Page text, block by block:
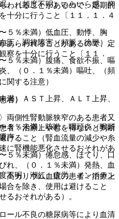
れることがあるので、定期的
十分に行うこと〔１１．１．４
らわれることがあるので、定
察を十分に行うこと〔１１．
関する注意）
者）
両側性腎動脈狭窄のある患者又
者：治療上やむを得ないと判断
けること（腎血流量の減少や糸
に腎機能悪化させるおそれがあ
カリウム血症の患者：治療上
合を除き、使用は避けること
るおそれがある）。
ール不良の糖尿病等により血清
、（頻度不明）いらいら感、抑
５％未満）低血圧、動悸、胸
圧、調律障害（頻脈、徐脈）。
５％未満）腹痛、食欲不振、嘔
、（０．１％未満）嘔吐、（頻
）ＡＳＴ上昇、ＡＬＴ上昇、
５％未満）咳嗽、咽頭炎（喉頭
声。
５％未満）倦怠感、ほてり、口
れ、（０．１％未満）発熱、血
不明）潮紅、疲労、インポテン